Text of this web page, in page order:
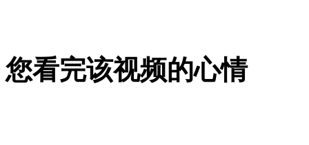
埃及政府与反对派联盟和谈再受挫
您看完该视频的心情